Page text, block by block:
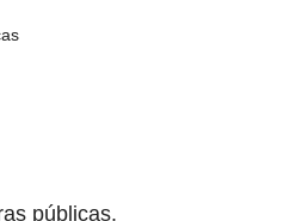
públicas.